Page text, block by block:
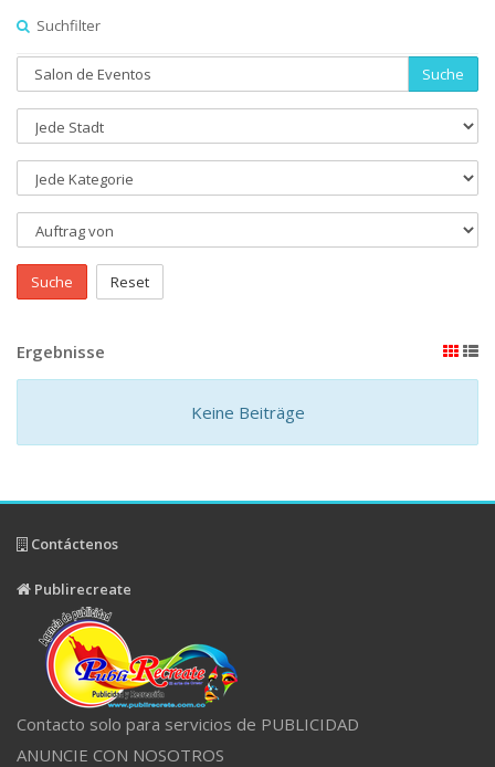
Suchfilter
Suche
Suche Reset
Ergebnisse
Keine Beiträge
Contáctenos
Publirecreate
Contacto solo para servicios de PUBLICIDAD
ANUNCIE CON NOSOTROS